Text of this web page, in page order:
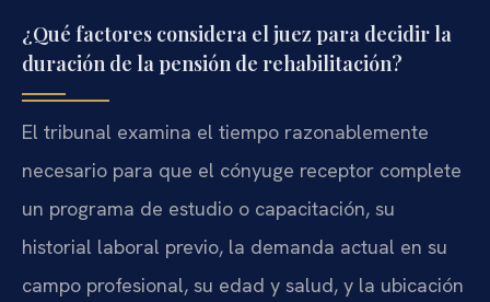
¿Qué factores considera el juez para decidir la
duración de la pensión de rehabilitación?
El tribunal examina el tiempo razonablemente
necesario para que el cónyuge receptor complete
un programa de estudio o capacitación, su
historial laboral previo, la demanda actual en su
campo profesional, su edad y salud, y la ubicación